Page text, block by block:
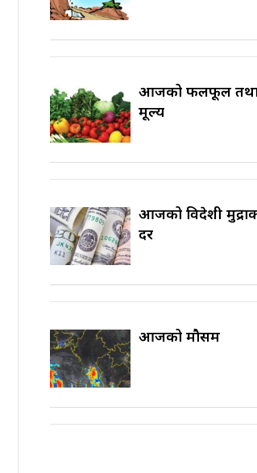
आजको फलफूल तथा
मूल्य
आजको विदेशी
दर
आजको मौसम